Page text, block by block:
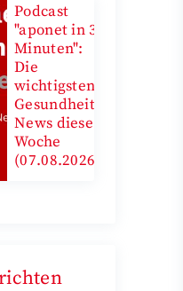
Podcast
"aponet in 3
Minuten":
Die
wichtigsten
Gesundheits-
News diese
Woche
(07.08.2026)